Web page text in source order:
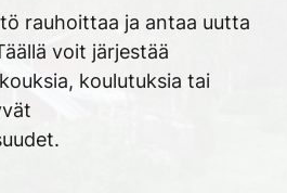
rauhoittaa ja antaa uutta
voit järjestää
koulutuksia tai